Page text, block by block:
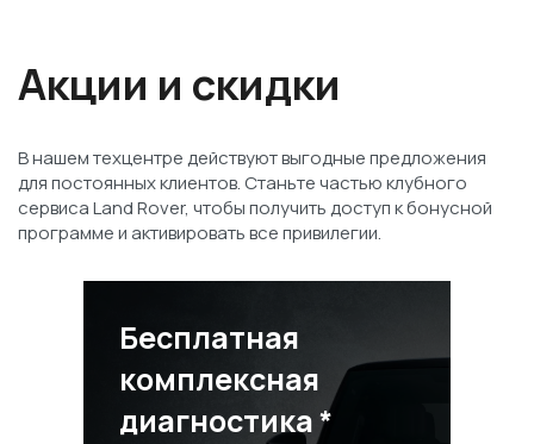
Акции и скидки
В нашем техцентре действуют выгодные предложения
для постоянных клиентов. Станьте частью клубного
сервиса Land Rover, чтобы получить доступ к бонусной
программе и активировать все привилегии.
Бесплатная
комплексная
диагностика *